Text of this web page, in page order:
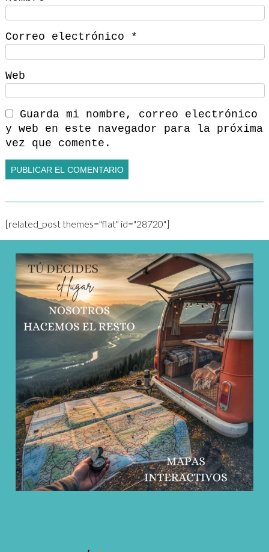
Correo electrónico *
Web
Guarda mi nombre, correo electrónico
y web en este navegador para la próxima
vez que comente.
[related_post themes="flat" id="28720"]